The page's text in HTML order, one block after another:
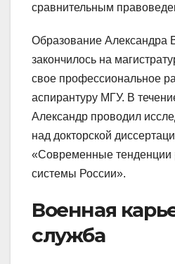
сравнительным
Образование Александра
закончилось на
свое профессиональное
аспирантуру МГУ. В
Александр проводил
над докторской
«Современные тенденции
системы России».
Военная
служба